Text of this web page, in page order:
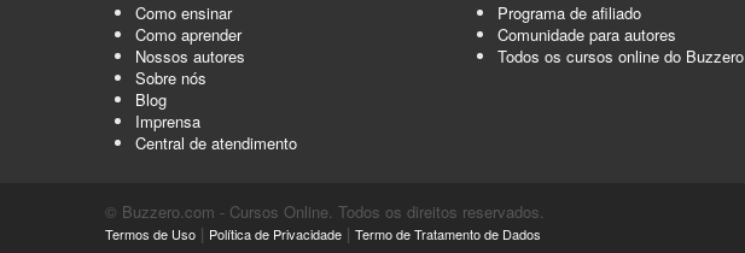
Como ensinar
Como aprender
Nossos autores
Sobre nós
Blog
Imprensa
Central de atendimento
Programa de afiliado
Comunidade para autores
Todos os cursos online do Buzzero
© Buzzero.com - Cursos Online. Todos os direitos reservados.
Termos de Uso | Política de Privacidade | Termo de Tratamento de Dados